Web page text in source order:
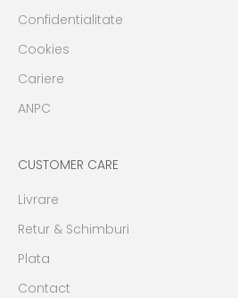
Confidentialitate
Cookies
Cariere
ANPC
CUSTOMER CARE
Livrare
Retur & Schimburi
Plata
Contact